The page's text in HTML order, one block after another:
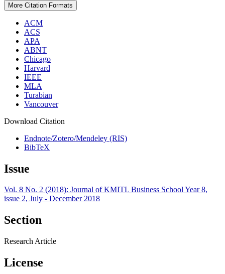
More Citation Formats
ACM
ACS
APA
ABNT
Chicago
Harvard
IEEE
MLA
Turabian
Vancouver
Download Citation
Endnote/Zotero/Mendeley (RIS)
BibTeX
Issue
Vol. 8 No. 2 (2018): Journal of KMITL Business School Year 8,
issue 2, July - December 2018
Section
Research Article
License